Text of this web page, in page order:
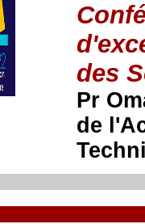
des
Pr
de